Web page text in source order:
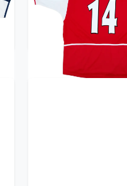
359.99£ · ca.
Trikot kaufen